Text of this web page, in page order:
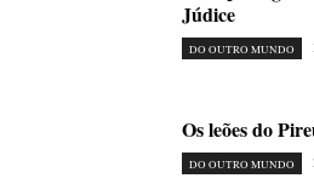
Júdice
DO OUTRO MUNDO
Os leões do
DO OUTRO MUNDO